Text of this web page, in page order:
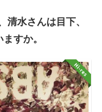
水さんは目下、
すか。